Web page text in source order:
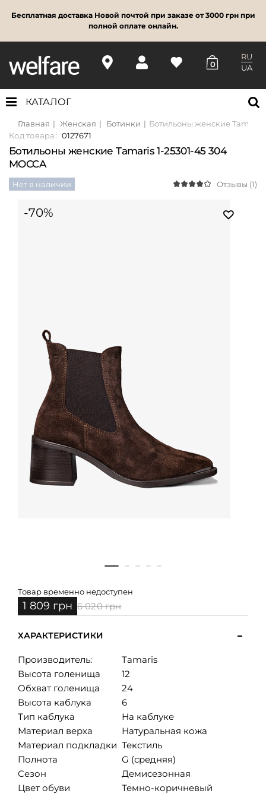
Бесплатная доставка Новой почтой при заказе от 3000 грн при
полной оплате онлайн.
0
RU
UA
КАТАЛОГ
Главная Женская Ботинки
Ботильоны женские Tamaris
Код товара: 0127671
Ботильоны женские Tamaris 1-25301-45 304
MOCCA
Нет в наличии Отзывы (1)
-70%
Товар временно недоступен
1 809 грн 6 020 грн
ХАРАКТЕРИСТИКИ
Производитель:
Tamaris
Высота голенища
12
Обхват голенища
24
Высота каблука
6
Тип каблука
На каблуке
Материал верха
Натуральная кожа
Материал подкладки Текстиль
Полнота
G (средняя)
Сезон
Демисезонная
Цвет обуви
Темно-коричневый